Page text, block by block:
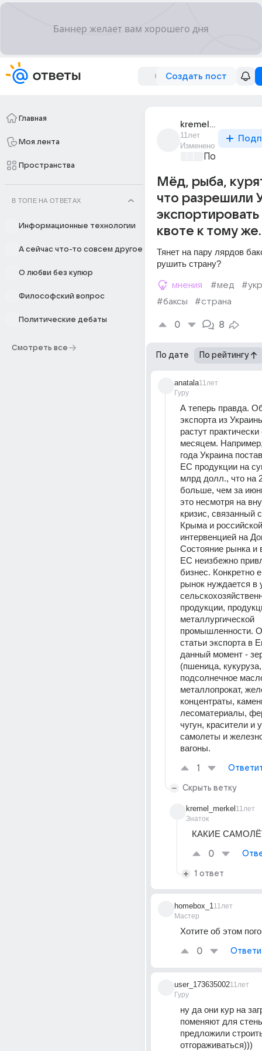
Создать пост
Главная
Моя лента
Пространства
В ТОПЕ НА ОТВЕТАХ
Информационные технологии
А сейчас что-то совсем другое
О любви без купюр
Философский вопрос
Политические дебаты
Смотреть все
kremel_merkel
11лет
Изменено
Мёд, рыба,
что разрешили
квоте к тому же.
Тянет на пару лярдов
рушить страну?
мнения #мед
#баксы
#страна
0 8
По дате По рейтингу
anatala
Гуру
11лет
А теперь правда.
экспорта из
растут
месяцем.
года Украина
ЕС продукции на
млрд долл., что на
больше, чем за
это несмотря на
кризис, связанный
Крыма и российской
интервенцией на
Состояние рынка и
ЕС неизбежно
бизнес. Конкретно
рынок нуждается в
продукции,
металлургической
промышленности.
статьи экспорта в
данный момент -
(пшеница,
подсолнечное
металлопрокат,
концентраты,
лесоматериалы,
чугун, красители и
самолеты и
вагоны.
1
Скрыть ветку
kremel_merkel
Знаток
11лет
КАКИЕ
0
1 ответ
homebox_1
Мастер
11лет
Хотите об этом
0
user_173635002
Гуру
11лет
ну да они кур на
поменяют для
предложили
отгораживаться)))